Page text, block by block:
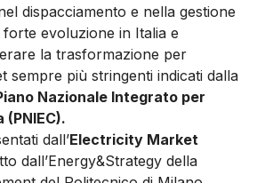
dispacciamento e nella gestione
forte evoluzione in Italia e
la trasformazione per
sempre più stringenti indicati dalla
Nazionale Integrato per
(PNIEC).
dall’Electricity Market
dall’Energy&Strategy della